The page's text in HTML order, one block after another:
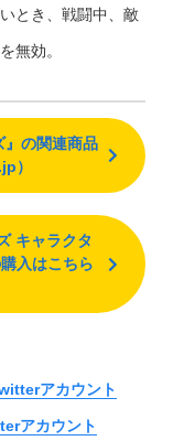
とき、戦闘中、敵
無効。
』の関連商品
）
キャラクタ
入はこちら
アカウント
アカウント